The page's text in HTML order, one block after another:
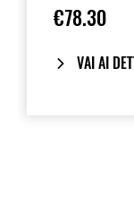
€78.30
VAI AI